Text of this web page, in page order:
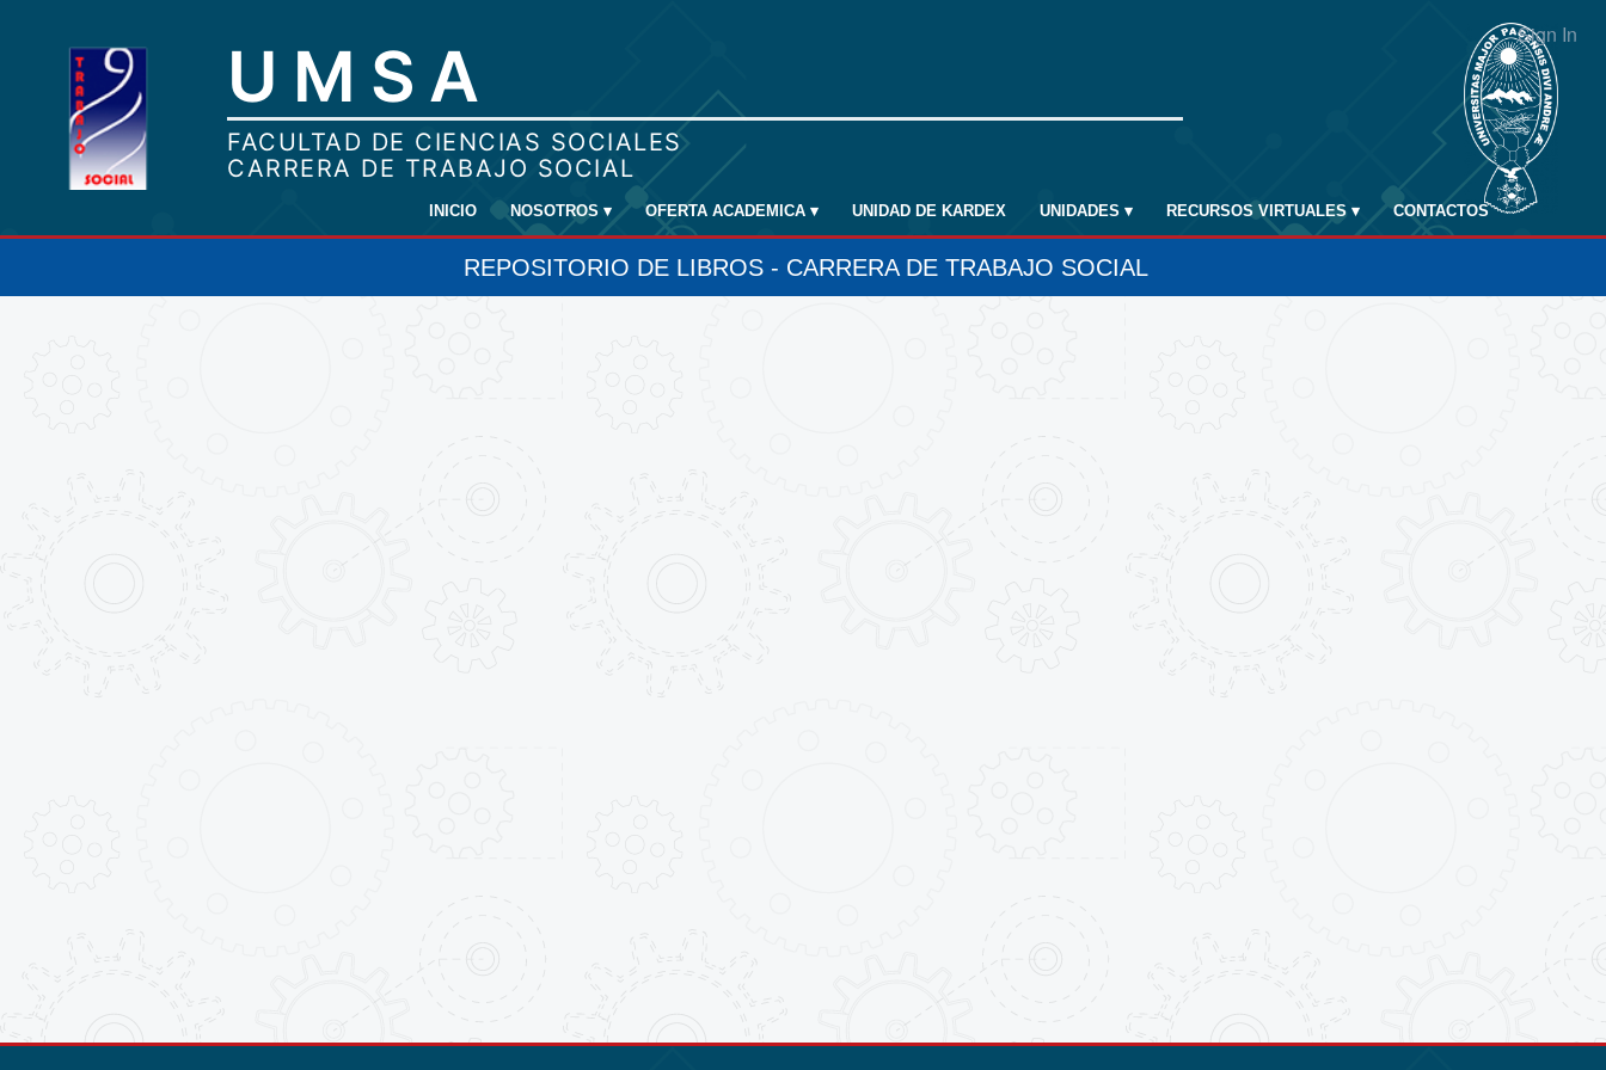
Sign In
INICIO NOSOTROS ▾ OFERTA ACADEMICA ▾ UNIDAD DE KARDEX UNIDADES ▾ RECURSOS VIRTUALES ▾ CONTACTOS
REPOSITORIO DE LIBROS - CARRERA DE TRABAJO SOCIAL